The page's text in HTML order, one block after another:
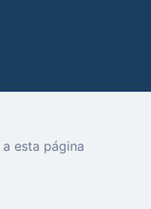
esta página